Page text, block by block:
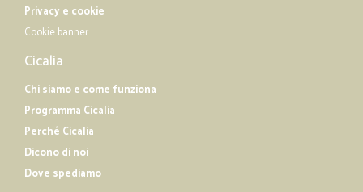
Privacy e cookie
Cookie banner
Cicalia
Chi siamo e come funziona
Programma Cicalia
Perché Cicalia
Dicono di noi
Dove spediamo